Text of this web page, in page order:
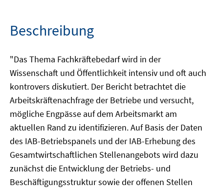
Beschreibung
"Das Thema Fachkräftebedarf wird in der
Wissenschaft und Öffentlichkeit intensiv und oft auch
kontrovers diskutiert. Der Bericht betrachtet die
Arbeitskräftenachfrage der Betriebe und versucht,
mögliche Engpässe auf dem Arbeitsmarkt am
aktuellen Rand zu identifizieren. Auf Basis der Daten
des IAB-Betriebspanels und der IAB-Erhebung des
Gesamtwirtschaftlichen Stellenangebots wird dazu
zunächst die Entwicklung der Betriebs- und
Beschäftigungsstruktur sowie der offenen Stellen